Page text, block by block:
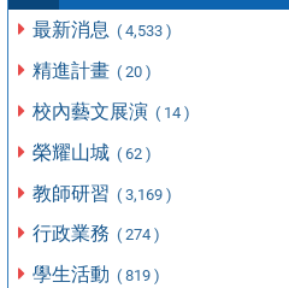
最新消息 ( 4,533 )
精進計畫 ( 20 )
校內藝文展演 ( 14 )
榮耀山城 ( 62 )
教師研習 ( 3,169 )
行政業務 ( 274 )
學生活動 ( 819 )